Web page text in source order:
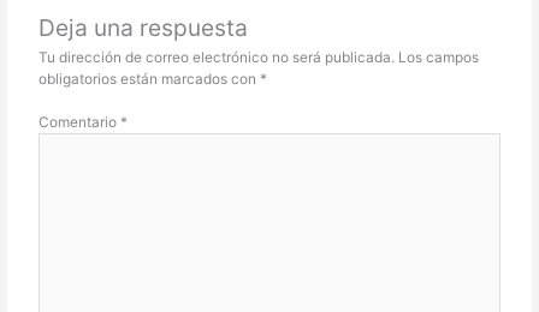
Deja una respuesta
Tu dirección de correo electrónico no será publicada. Los campos
obligatorios están marcados con *
Comentario *